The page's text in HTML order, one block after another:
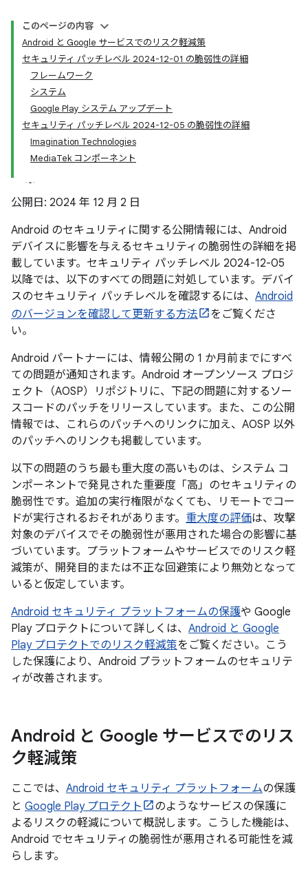
このページの内容
Android と Google サービスでのリスク軽減策
セキュリティ パッチレベル 2024-12-01 の脆弱性の詳細
フレームワーク
システム
Google Play システム アップデート
セキュリティ パッチレベル 2024-12-05 の脆弱性の詳細
Imagination Technologies
MediaTek コンポーネント
公開日: 2024 年 12 月 2 日
Android のセキュリティに関する公開情報には、Android
デバイスに影響を与えるセキュリティの脆弱性の詳細を掲
載しています。セキュリティ パッチレベル 2024-12-05
以降では、以下のすべての問題に対処しています。デバイ
スのセキュリティ パッチレベルを確認するには、 Android
のバージョンを確認して更新する方法
をご覧くださ
い。
Android パートナーには、情報公開の 1 か月前までにすべ
ての問題が通知されます。Android オープンソース プロジ
ェクト（AOSP）リポジトリに、下記の問題に対するソー
スコードのパッチをリリースしています。また、この公開
情報では、これらのパッチへのリンクに加え、AOSP 以外
のパッチへのリンクも掲載しています。
以下の問題のうち最も重大度の高いものは、システム コ
ンポーネントで発見された重要度「高」のセキュリティの
脆弱性です。追加の実行権限がなくても、リモートでコー
ドが実行されるおそれがあります。 重大度の評価は、攻撃
対象のデバイスでその脆弱性が悪用された場合の影響に基
づいています。プラットフォームやサービスでのリスク軽
減策が、開発目的または不正な回避策により無効となって
いると仮定しています。
Android セキュリティ プラットフォームの保護や Google
Play プロテクトについて詳しくは、 Android と Google
Play プロテクトでのリスク軽減策をご覧ください。こう
した保護により、Android プラットフォームのセキュリテ
ィが改善されます。
Android と Google サービスでのリス
ク軽減策
ここでは、 Android セキュリティ プラットフォームの保護
と Google Play プロテクト
のようなサービスの保護に
よるリスクの軽減について概説します。こうした機能は、
Android でセキュリティの脆弱性が悪用される可能性を減
らします。